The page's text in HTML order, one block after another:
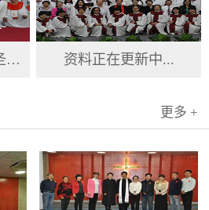
2015年12月，罗湖堂圣诞节 资料正在更新中...
更多 +